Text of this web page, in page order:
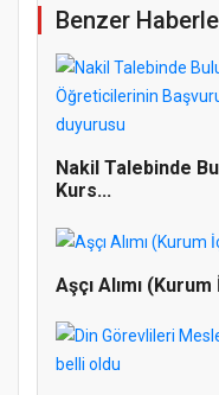
Benzer
Nakil Talebinde
Kurs...
Aşçı Alımı